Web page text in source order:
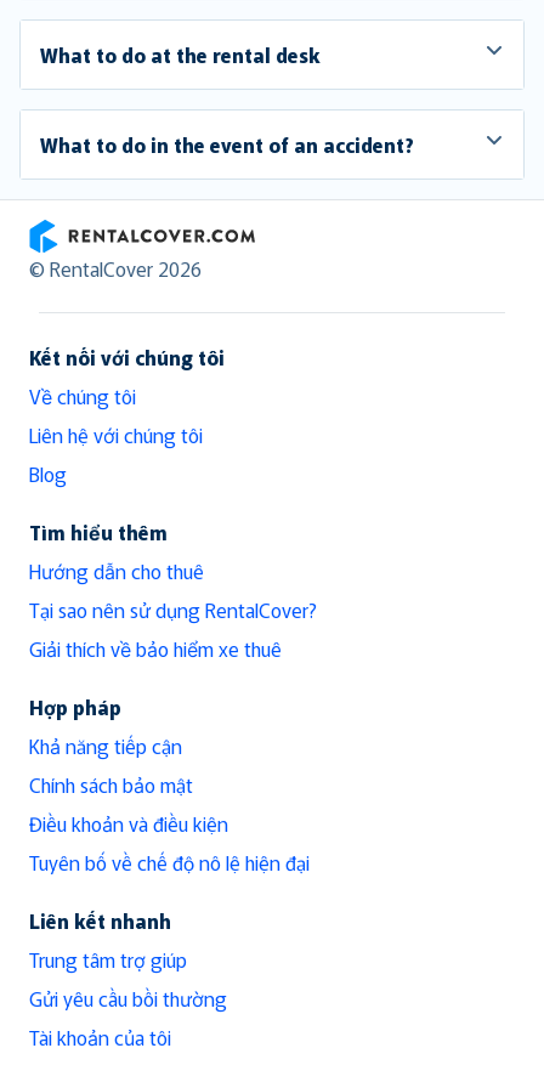
What to do at the rental desk
What to do in the event of an accident?
RentalCover
© RentalCover 2026
Kết nối với chúng tôi
Về chúng tôi
Liên hệ với chúng tôi
Blog
Tìm hiểu thêm
Hướng dẫn cho thuê
Tại sao nên sử dụng RentalCover?
Giải thích về bảo hiểm xe thuê
Hợp pháp
Khả năng tiếp cận
Chính sách bảo mật
Điều khoản và điều kiện
Tuyên bố về chế độ nô lệ hiện đại
Liên kết nhanh
Trung tâm trợ giúp
Gửi yêu cầu bồi thường
Tài khoản của tôi